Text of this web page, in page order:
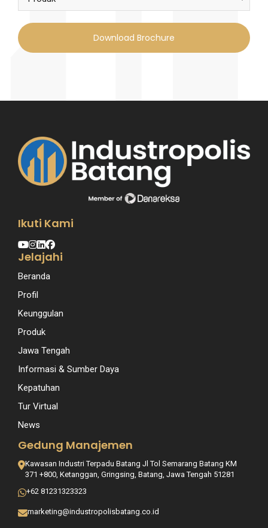
Download Brochure
Ikuti Kami
Jelajahi
Beranda
Profil
Keunggulan
Produk
Jawa Tengah
Informasi & Sumber Daya
Kepatuhan
Tur Virtual
News
Gedung Manajemen
Kawasan Industri Terpadu Batang Jl Tol Semarang Batang KM
371 +800, Ketanggan, Gringsing, Batang, Jawa Tengah 51281
+62 81231323323
marketing@industropolisbatang.co.id